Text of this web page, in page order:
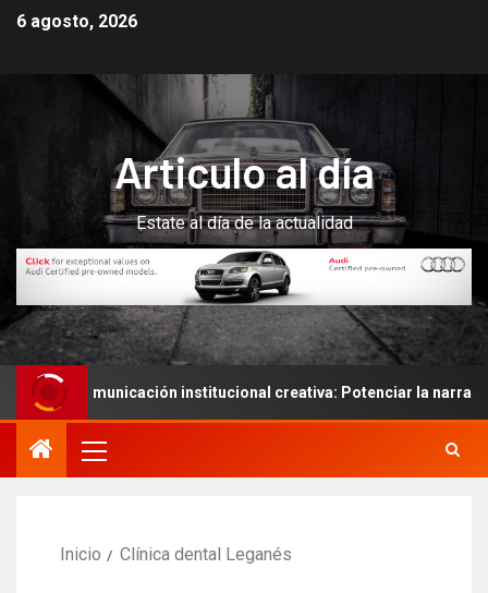
6 agosto, 2026
Articulo al día
Estate al día de la actualidad
una comunicación institucional creativa: Potenciar la narración
Inicio Clínica dental Leganés